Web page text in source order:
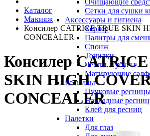
Очищающие
Сетки для сушки
Аксессуары и гигиена
Керлер
Палитры для
Спонж
Точилки
Чехлы, Тубусы
Матирующие
Ресницы
Пучковые
Накладные
Клей для ресниц
Палетки
Для глаз
Каталог
Макияж
Консилер CATRICE TRUE SKIN
CONCEALER
Консилер
SKIN HIGH
CONCEALER